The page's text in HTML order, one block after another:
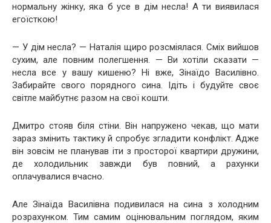
нормальну жінку, яка б усе в дім несла! А ти виявилася
егоїсткою!
— У дім несла? — Наталія щиро розсміялася. Сміх вийшов
сухим, але повним полегшення. — Ви хотіли сказати —
несла все у вашу кишеню? Ні вже, Зінаїдо Василівно.
Забирайте свого порядного сина. Ідіть і будуйте своє
світле майбутнє разом на свої кошти.
Дмитро стояв біля стіни. Він напружено чекав, що мати
зараз змінить тактику й спробує згладити конфлікт. Адже
він зовсім не планував іти з просторої квартири дружини,
де холодильник завжди був повний, а рахунки
оплачувалися вчасно.
Але Зінаїда Василівна подивилася на сина з холодним
розрахунком. Тим самим оцінювальним поглядом, яким